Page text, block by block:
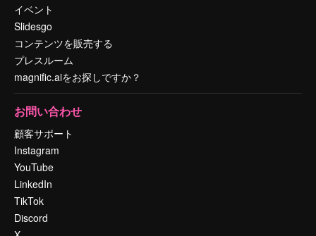
イベント
Slidesgo
コンテンツを販売する
プレスルーム
magnific.aiをお探しですか？
お問い合わせ
顧客サポート
Instagram
YouTube
LinkedIn
TikTok
Discord